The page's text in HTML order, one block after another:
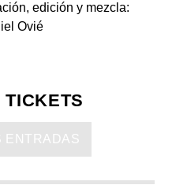
edición y mezcla:
Ovié
TICKETS
ENTRADAS